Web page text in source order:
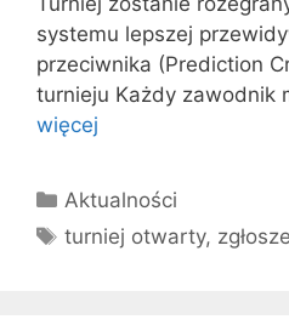
systemu lepszej
przeciwnika (Prediction
turnieju Każdy zawodnik
więcej
Kategorie
Aktualności
Tagi
turniej otwarty,